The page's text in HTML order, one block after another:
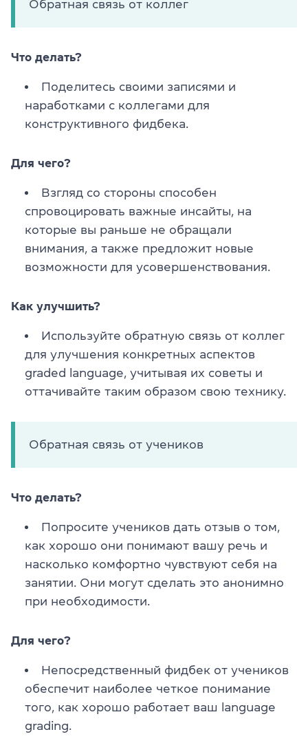
Обратная связь от коллег
Что делать?
Поделитесь своими записями и
наработками с коллегами для
конструктивного фидбека.
Для чего?
Взгляд со стороны способен
спровоцировать важные инсайты, на
которые вы раньше не обращали
внимания, а также предложит новые
возможности для усовершенствования.
Как улучшить?
Используйте обратную связь от коллег
для улучшения конкретных аспектов
graded language, учитывая их советы и
оттачивайте таким образом свою технику.
Обратная связь от учеников
Что делать?
Попросите учеников дать отзыв о том,
как хорошо они понимают вашу речь и
насколько комфортно чувствуют себя на
занятии. Они могут сделать это анонимно
при необходимости.
Для чего?
Непосредственный фидбек от учеников
обеспечит наиболее четкое понимание
того, как хорошо работает ваш language
grading.